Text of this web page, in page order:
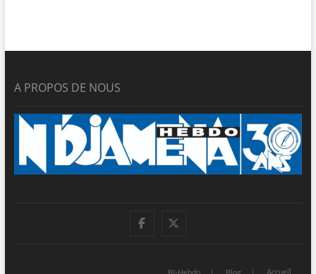
A PROPOS DE NOUS
facebook
BI-Hebdo Blog Accueil